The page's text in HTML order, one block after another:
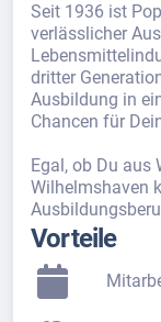
Seit 1936 ist
verlässlicher
dritter
Ausbildung in
Chancen für
Egal, ob Du aus
Wilhelmshaven
Vorteile